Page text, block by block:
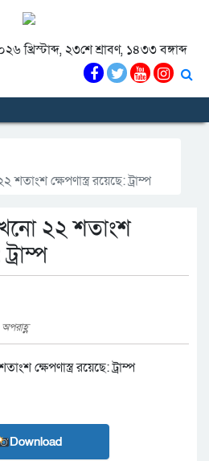
২৩শে শ্রাবণ, ১৪৩৩ বঙ্গাব্দ
ক্ষেপণাস্ত্র রয়েছে: ট্রাম্প
২২ শতাংশ
Download